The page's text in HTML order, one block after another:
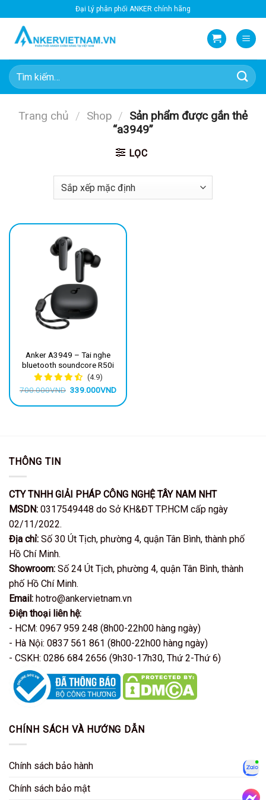
qua
Đại Lý phân phối ANKER chính hãng
Tìm
kiếm:
Trang chủ / Shop / Sản phẩm được gắn thẻ
“a3949”
LỌC
Anker A3949 – Tai nghe
bluetooth soundcore R50i
(4.9)
700.000VND Giá
là:
339.000VNDGiá
hiện
tại
THÔNG TIN
CTY TNHH GIẢI PHÁP CÔNG NGHỆ TÂY NAM NHT
MSDN: 0317549448 do Sở KH&ĐT TP.HCM cấp ngày
02/11/2022.
Địa chỉ: Số 30 Út Tịch, phường 4, quận Tân Bình, thành phố
Hồ Chí Minh.
Showroom: Số 24 Út Tịch, phường 4, quận Tân Bình, thành
phố Hồ Chí Minh.
Email: hotro@ankervietnam.vn
Điện thoại liên hệ:
- HCM: 0967 959 248 (8h00-22h00 hàng ngày)
- Hà Nội: 0837 561 861 (8h00-22h00 hàng ngày)
- CSKH: 0286 684 2656 (9h30-17h30, Thứ 2-Thứ 6)
CHÍNH SÁCH VÀ HƯỚNG DẪN
Chính sách bảo hành
Chính sách bảo mật